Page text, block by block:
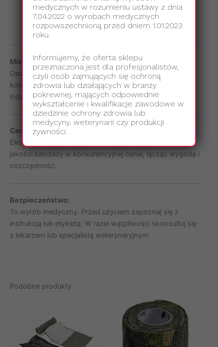
medycznych.
Wsparcie w leczeniu urazów sportowych.
Codzienna opieka nad zwierzętami w weterynarii.
Mix kolorów i wzorów:
Opakowanie zawiera 12 sztuk bandaży w atrakcyjnych
kolorach i wzorach, co pozwala dostosować wybór do
indywidualnych potrzeb użytkownika.
Cena i opakowanie:
Ekonomiczne opakowanie oferuje 12 sztuk wysokiej
jakości bandaży w konkurencyjnej cenie, łącząc wygodę i
oszczędność.
Bezpieczeństwo:
To wyrób medyczny. Przed użyciem zapoznaj się z
instrukcją lub etykietą. W razie wątpliwości skonsultuj się
z lekarzem lub specjalistą weterynaryjnym.
Podobne produkty
medycznych w rozumieniu ustawy z dnia
7.04.2022 o wyrobach medycznych
rozpowszechnioną przed dniem 1.01.2023
roku.
Informujemy, że oferta sklepu
przeznaczona jest dla profesjonalistów,
czyli osób zajmujących się ochroną
zdrowia lub działających w branży
pokrewnej, mających odpowiednie
wykształcenie i kwalifikacje zawodowe w
dziedzinie ochrony zdrowia lub
medycyny, weterynarii czy produkcji
żywności.